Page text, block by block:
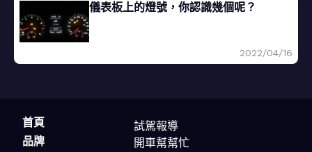
儀表板上的燈號，你認識幾個呢？
2022/04/16
首頁
品牌
試駕報導
開車幫幫忙